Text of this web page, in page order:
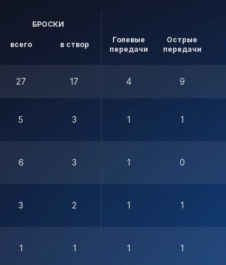
БРОСКИ
всего в створ
Голевые
передачи
Острые
передачи
27 17 4 9
5 3 1 1
6 3 1 0
3 2 1 1
1 1 1 1